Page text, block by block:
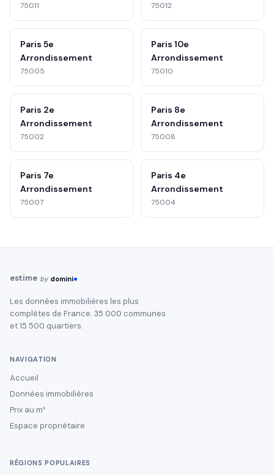
75011 75012
Paris 5e
Arrondissement
75005
Paris 10e
Arrondissement
75010
Paris 2e
Arrondissement
75002
Paris 8e
Arrondissement
75008
Paris 7e
Arrondissement
75007
Paris 4e
Arrondissement
75004
estime by domini
Les données immobilières les plus
complètes de France. 35 000 communes
et 15 500 quartiers.
NAVIGATION
Accueil
Données immobilières
Prix au m²
Espace propriétaire
RÉGIONS POPULAIRES